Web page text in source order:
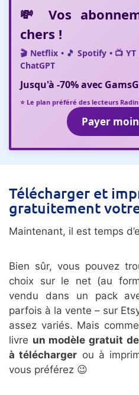
💸 Vos
chers !
🎬 Netflix • 🎵 Spotify • 📺
ChatGPT
Jusqu'à -70%avec
⭐ Le plan préféré des lecteurs
Payer
Télécharger et
gratuitement
Maintenant, il est temps
Bien sûr, vous pouvez
choix sur le net (au
vendu dans un pack
parfois à la vente – sur
assez variés. Mais
livre un modèle gratuit
à télécharger ou à
vous préférez 😉